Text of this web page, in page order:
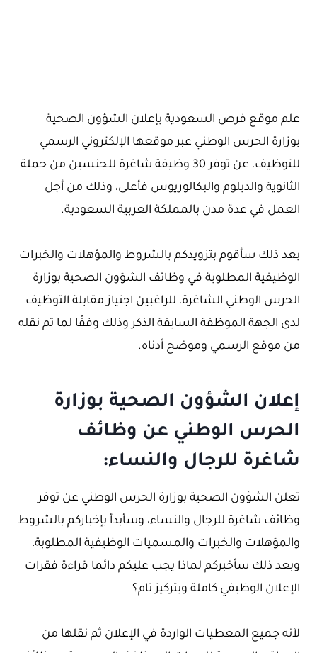
علم موقع فرص السعودية بإعلان الشؤون الصحية
بوزارة الحرس الوطني عبر موقعها الإلكتروني الرسمي
للتوظيف، عن توفر 30 وظيفة شاغرة للجنسين من حملة
الثانوية والدبلوم والبكالوريوس فأعلى، وذلك من أجل
العمل في عدة مدن بالمملكة العربية السعودية.
بعد ذلك سأقوم بتزويدكم بالشروط والمؤهلات والخبرات
الوظيفية المطلوبة في وظائف الشؤون الصحية بوزارة
الحرس الوطني الشاغرة، للراغبين اجتياز مقابلة التوظيف
لدى الجهة الموظفة السابقة الذكر وذلك وفقًا لما تم نقله
من موقع الرسمي وموضح أدناه.
إعلان الشؤون الصحية بوزارة
الحرس الوطني عن وظائف
شاغرة للرجال والنساء:
تعلن الشؤون الصحية بوزارة الحرس الوطني عن توفر
وظائف شاغرة للرجال والنساء، وسأبدأ بإخباركم بالشروط
والمؤهلات والخبرات والمسميات الوظيفية المطلوبة،
وبعد ذلك سأخبركم لماذا يجب عليكم دائما قراءة فقرات
الإعلان الوظيفي كاملة وبتركيز تام؟
لآنه جميع المعطيات الواردة في الإعلان ثم نقلها من